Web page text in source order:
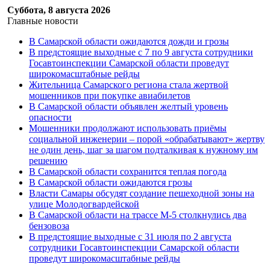
Суббота, 8 августа 2026
Главные новости
В Самарской области ожидаются дожди и грозы
В предстоящие выходные с 7 по 9 августа сотрудники
Госавтоинспекции Самарской области проведут
широкомасштабные рейды
Жительница Самарского региона стала жертвой
мошенников при покупке авиабилетов
В Самарской области объявлен желтый уровень
опасности
Мошенники продолжают использовать приёмы
социальной инженерии – порой «обрабатывают» жертву
не один день, шаг за шагом подталкивая к нужному им
решению
В Самарской области сохранится теплая погода
В Самарской области ожидаются грозы
Власти Самары обсудят создание пешеходной зоны на
улице Молодогвардейской
В Самарской области на трассе М-5 столкнулись два
бензовоза
В предстоящие выходные с 31 июля по 2 августа
сотрудники Госавтоинспекции Самарской области
проведут широкомасштабные рейды